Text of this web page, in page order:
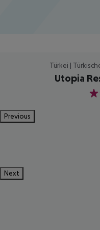
Türkei |
Utopia
5
Previous
Next